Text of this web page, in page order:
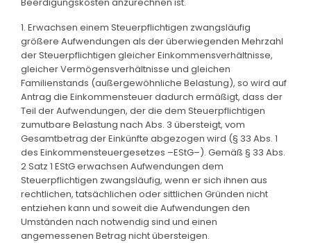
1. Erwachsen einem Steuerpflichtigen zwangsläufig
größere Aufwendungen als der überwiegenden Mehrzahl
der Steuerpflichtigen gleicher Einkommensverhältnisse,
gleicher Vermögensverhältnisse und gleichen
Familienstands (außergewöhnliche Belastung), so wird auf
Antrag die Einkommensteuer dadurch ermäßigt, dass der
Teil der Aufwendungen, der die dem Steuerpflichtigen
zumutbare Belastung nach Abs. 3 übersteigt, vom
Gesamtbetrag der Einkünfte abgezogen wird (§ 33 Abs. 1
des Einkommensteuergesetzes –EStG–). Gemäß § 33 Abs.
2 Satz 1 EStG erwachsen Aufwendungen dem
Steuerpflichtigen zwangsläufig, wenn er sich ihnen aus
rechtlichen, tatsächlichen oder sittlichen Gründen nicht
entziehen kann und soweit die Aufwendungen den
Umständen nach notwendig sind und einen
angemessenen Betrag nicht übersteigen.